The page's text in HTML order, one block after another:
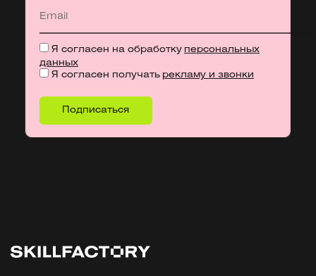
Я согласен на обработку персональных
данных
Я согласен получать рекламу и звонки